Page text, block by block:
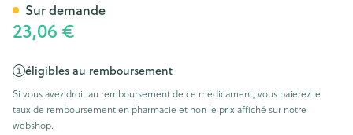
23,06 €
éligibles au remboursement
Si vous avez droit au remboursement de ce médicament, vous paierez le
taux de remboursement en pharmacie et non le prix affiché sur notre
webshop.
Sur demande